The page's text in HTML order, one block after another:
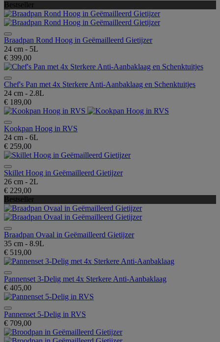
Bestseller
Braadpan Rond Hoog in Geëmailleerd Gietijzer
24 cm - 5L
€ 399,00
Chef's Pan met 4x Sterkere Anti-Aanbaklaag en Schenktuitjes
24 cm - 2.8L
€ 189,00
Kookpan Hoog in RVS
24 cm - 6L
€ 259,00
Skillet Hoog in Geëmailleerd Gietijzer
26 cm - 2L
€ 229,00
Bestseller
Braadpan Ovaal in Geëmailleerd Gietijzer
35 cm - 8.9L
€ 519,00
Pannenset 3-Delig met 4x Sterkere Anti-Aanbaklaag
€ 405,00
Pannenset 5-Delig in RVS
€ 709,00